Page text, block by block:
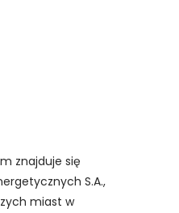
znajduje się
S.A.,
miast w